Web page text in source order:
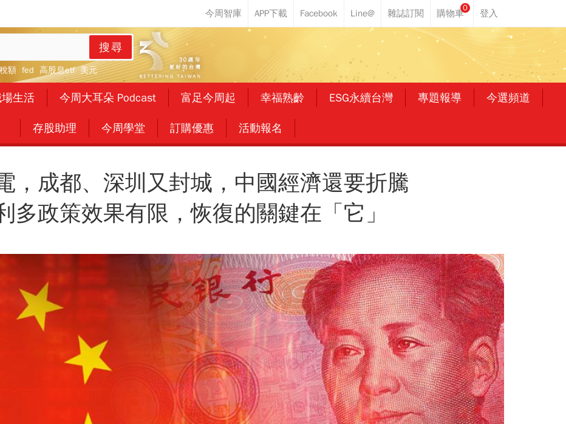
0
搜尋
額 fed 高股息etf 美元
生活 今周大耳朵 Podcast 富足今周起 幸福熟齡 ESG永續台灣 專題報導 今選頻道
存股助理 今周學堂 訂購優惠 活動報名
，成都、深圳又封城，中國經濟還要折騰
多政策效果有限，恢復的關鍵在「它」